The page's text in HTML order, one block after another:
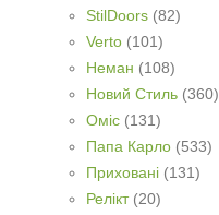
StilDoors (82)
Verto (101)
Неман (108)
Новий Стиль (360)
Оміс (131)
Папа Карло (533)
Приховані (131)
Релікт (20)